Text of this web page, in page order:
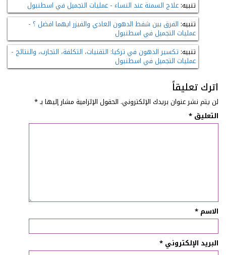
تنبيه:علاج السمنة عند النساء - عمليات التجميل في اسطنبول
تنبيه: الفرق بين شفط الدهون العادي والفيزر ايهما افضل ؟ -
عمليات التجميل في اسطنبول
تنبيه: تكسير الدهون في تركيا: التقنيات، التكلفة، التجارب، والنتائج -
عمليات التجميل في اسطنبول
اترك تعليقاً
لن يتم نشر عنوان بريدك الإلكتروني. الحقول الإلزامية مشار إليها بـ*
التعليق *
الاسم *
البريد الإلكتروني *